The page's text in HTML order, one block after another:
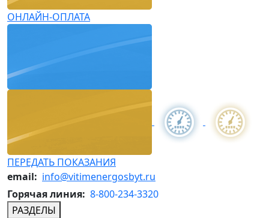
ОНЛАЙН-ОПЛАТА
ПЕРЕДАТЬ ПОКАЗАНИЯ
email: info@vitimenergosbyt.ru
Горячая линия: 8-800-234-3320
РАЗДЕЛЫ